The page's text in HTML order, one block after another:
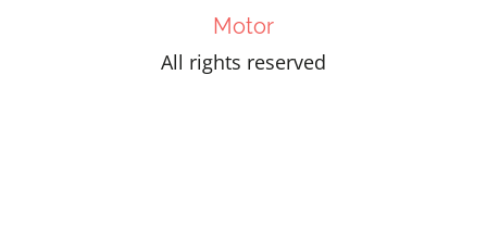
Motor
All rights reserved